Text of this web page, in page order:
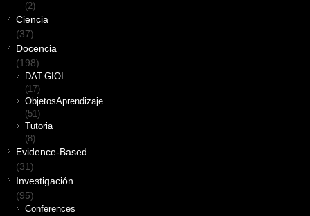
(2)
Ciencia
(37)
Docencia
(198)
DAT-GIOI
(17)
ObjetosAprendizaje
(51)
Tutoria
(8)
Evidence-Based
(31)
Investigación
(95)
Conferences